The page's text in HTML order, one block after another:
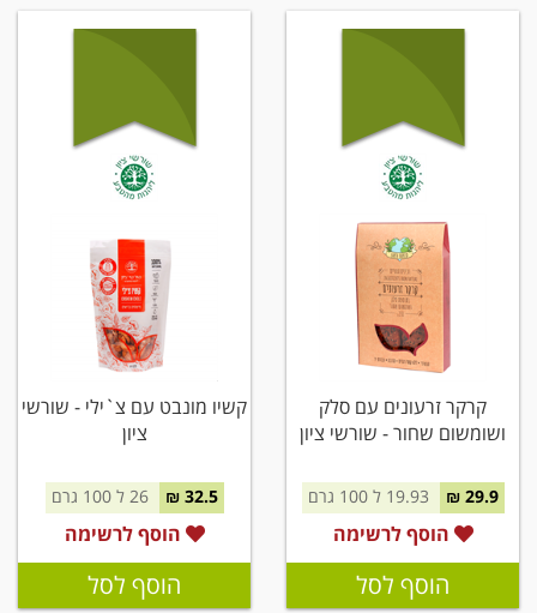
קרקר זרעונים עם סלק
ושומשום שחור - שורשי ציון
29.9 ₪
הוסף לרשימה
הוסף לסל
קשיו מונבט עם צ`ילי - שורשי
ציון
32.5 ₪ 26 ל 100 גרם
הוסף לרשימה
הוסף לסל